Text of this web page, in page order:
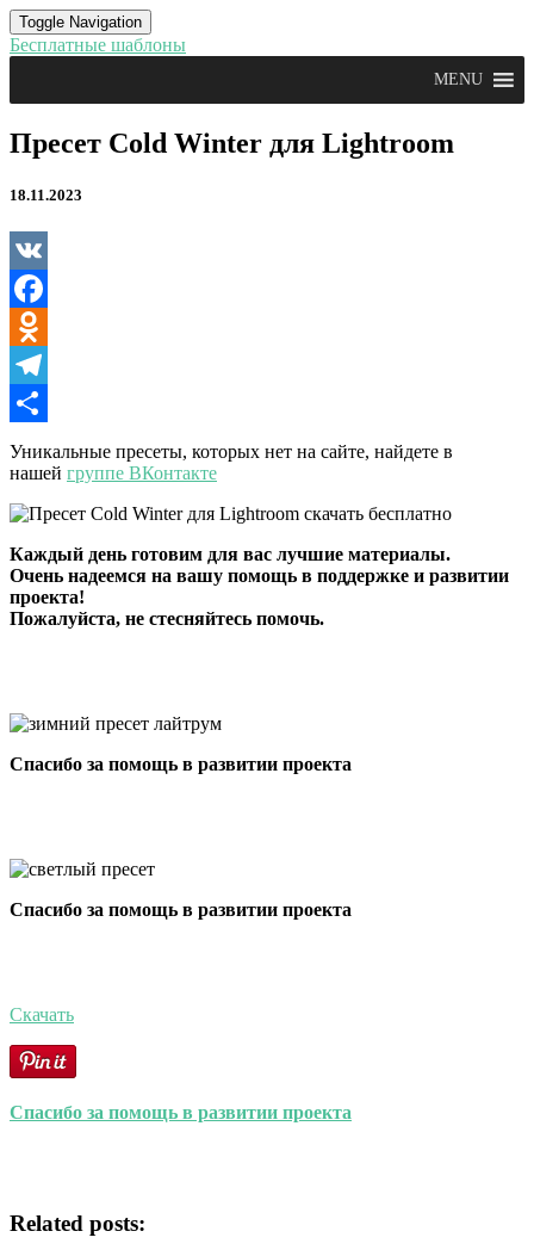
Toggle Navigation
Бесплатные шаблоны
MENU
Пресет
Cold
для
Пресет Cold Winter для Lightroom
18.11.2023
VK
Facebook
Odnoklassniki
Telegram
Отправить
Уникальные пресеты, которых нет на сайте, найдете в
нашей группе ВКонтакте
Каждый день готовим для вас лучшие материалы.
Очень надеемся на вашу помощь в поддержке и развитии
проекта!
Пожалуйста, не стесняйтесь помочь.
Спасибо за помощь в развитии проекта
Спасибо за помощь в развитии проекта
Скачать
Спасибо за помощь в развитии проекта
Related posts: